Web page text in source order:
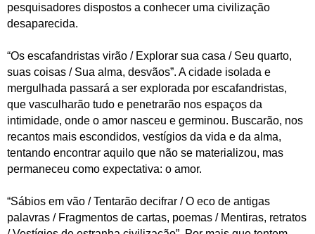
pesquisadores dispostos a conhecer uma civilização
desaparecida.
“Os escafandristas virão / Explorar sua casa / Seu quarto,
suas coisas / Sua alma, desvãos”. A cidade isolada e
mergulhada passará a ser explorada por escafandristas,
que vasculharão tudo e penetrarão nos espaços da
intimidade, onde o amor nasceu e germinou. Buscarão, nos
recantos mais escondidos, vestígios da vida e da alma,
tentando encontrar aquilo que não se materializou, mas
permaneceu como expectativa: o amor.
“Sábios em vão / Tentarão decifrar / O eco de antigas
palavras / Fragmentos de cartas, poemas / Mentiras, retratos